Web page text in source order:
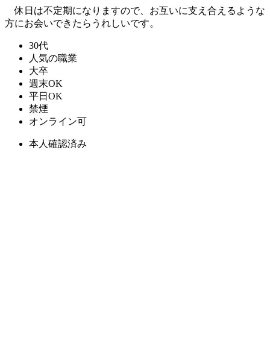
休日は不定期になりますので、お互いに支え合えるような
方にお会いできたらうれしいです。
30代
人気の職業
大卒
週末OK
平日OK
禁煙
オンライン可
本人確認済み